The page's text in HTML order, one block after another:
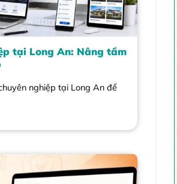
tại Long An: Nâng tầm
nghiệp tại Long An để